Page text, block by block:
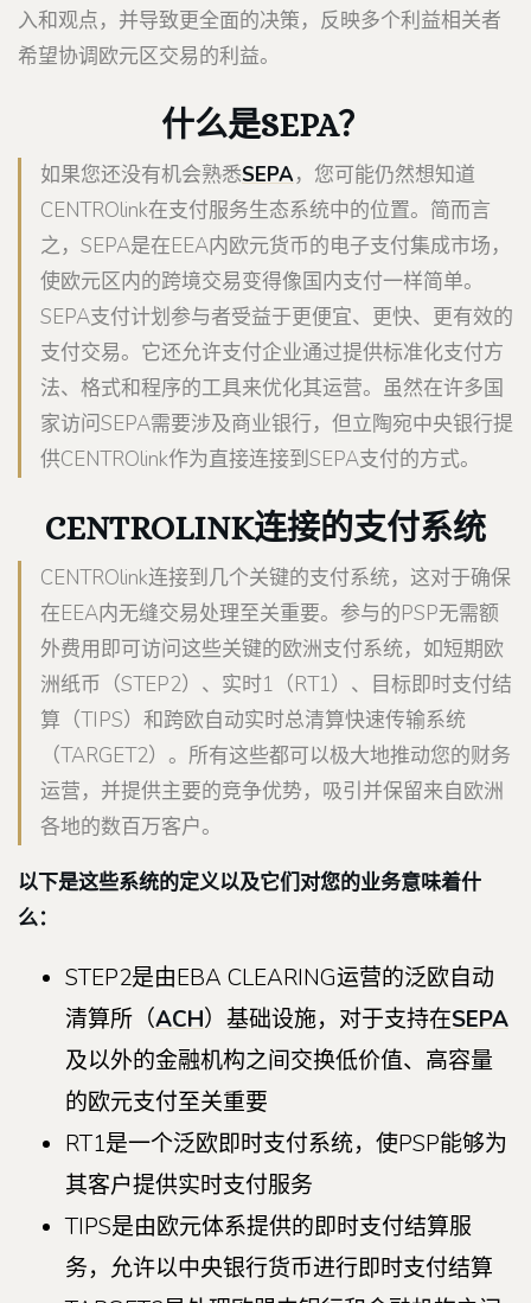
入和观点，并导致更全面的决策，反映多个利益相关者
希望协调欧元区交易的利益。
什么是SEPA？
如果您还没有机会熟悉SEPA，您可能仍然想知道
CENTROlink在支付服务生态系统中的位置。简而言
之，SEPA是在EEA内欧元货币的电子支付集成市场，
使欧元区内的跨境交易变得像国内支付一样简单。
SEPA支付计划参与者受益于更便宜、更快、更有效的
支付交易。它还允许支付企业通过提供标准化支付方
法、格式和程序的工具来优化其运营。虽然在许多国
家访问SEPA需要涉及商业银行，但立陶宛中央银行提
供CENTROlink作为直接连接到SEPA支付的方式。
CENTROLINK连接的支付系统
CENTROlink连接到几个关键的支付系统，这对于确保
在EEA内无缝交易处理至关重要。参与的PSP无需额
外费用即可访问这些关键的欧洲支付系统，如短期欧
洲纸币（STEP2）、实时1（RT1）、目标即时支付结
算（TIPS）和跨欧自动实时总清算快速传输系统
（TARGET2）。所有这些都可以极大地推动您的财务
运营，并提供主要的竞争优势，吸引并保留来自欧洲
各地的数百万客户。
以下是这些系统的定义以及它们对您的业务意味着什
么：
STEP2是由EBA CLEARING运营的泛欧自动
清算所（ACH）基础设施，对于支持在SEPA
及以外的金融机构之间交换低价值、高容量
的欧元支付至关重要
RT1是一个泛欧即时支付系统，使PSP能够为
其客户提供实时支付服务
TIPS是由欧元体系提供的即时支付结算服
务，允许以中央银行货币进行即时支付结算